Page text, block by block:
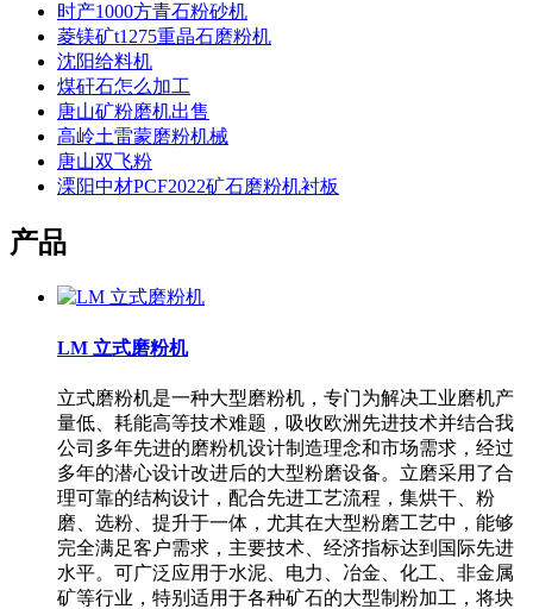
时产1000方青石粉砂机
菱镁矿t1275重晶石磨粉机
沈阳给料机
煤矸石怎么加工
唐山矿粉磨机出售
高岭土雷蒙磨粉机械
唐山双飞粉
溧阳中材PCF2022矿石磨粉机衬板
产品
LM 立式磨粉机
立式磨粉机是一种大型磨粉机，专门为解决工业磨机产
量低、耗能高等技术难题，吸收欧洲先进技术并结合我
公司多年先进的磨粉机设计制造理念和市场需求，经过
多年的潜心设计改进后的大型粉磨设备。立磨采用了合
理可靠的结构设计，配合先进工艺流程，集烘干、粉
磨、选粉、提升于一体，尤其在大型粉磨工艺中，能够
完全满足客户需求，主要技术、经济指标达到国际先进
水平。可广泛应用于水泥、电力、冶金、化工、非金属
矿等行业，特别适用于各种矿石的大型制粉加工，将块